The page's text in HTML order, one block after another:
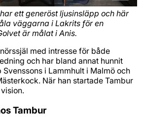
ett generöst ljusinsläpp och här
väggarna i Lakrits för en
är målat i Anis.
med intresse för både
och har bland annat hunnit
i Lammhult i Malmö och
När han startade Tambur
Tambur